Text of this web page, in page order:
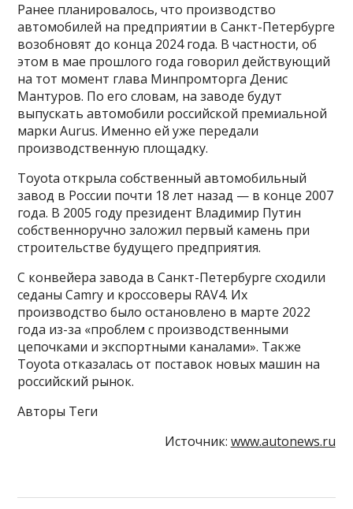
Ранее планировалось, что производство
автомобилей на предприятии в Санкт-Петербурге
возобновят до конца 2024 года. В частности, об
этом в мае прошлого года говорил действующий
на тот момент глава Минпромторга Денис
Мантуров. По его словам, на заводе будут
выпускать автомобили российской премиальной
марки Aurus. Именно ей уже передали
производственную площадку.
Toyota открыла собственный автомобильный
завод в России почти 18 лет назад — в конце 2007
года. В 2005 году президент Владимир Путин
собственноручно заложил первый камень при
строительстве будущего предприятия.
С конвейера завода в Санкт-Петербурге сходили
седаны Camry и кроссоверы RAV4. Их
производство было остановлено в марте 2022
года из-за «проблем с производственными
цепочками и экспортными каналами». Также
Toyota отказалась от поставок новых машин на
российский рынок.
Авторы Теги
Источник: www.autonews.ru